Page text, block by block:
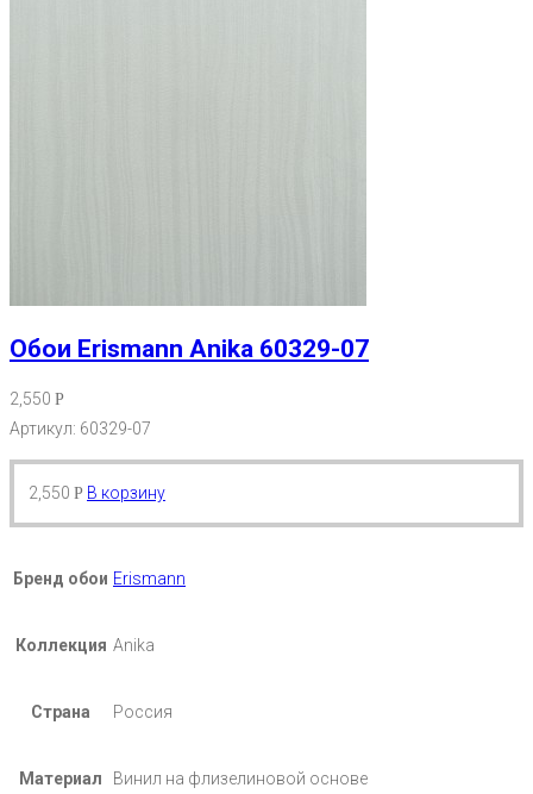
Обои Erismann Anika 60329-07
2,550 Р
Артикул: 60329-07
2,550 Р В корзину
Бренд обои Erismann
Коллекция Anika
Страна Россия
Материал Винил на флизелиновой основе